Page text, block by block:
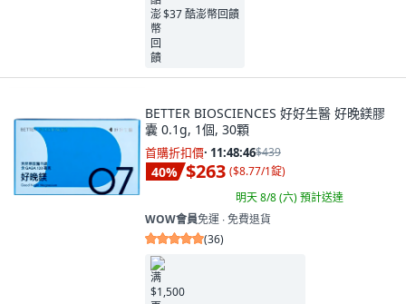
$37 酷澎幣回饋
BETTER BIOSCIENCES 好好生醫 好晚鎂膠
囊 0.1g, 1個, 30顆
首購折扣價· 11:48:45$439
40% $263 ($8.77/1錠)
明天 8/8 (六)預計送達
WOW會員免運 ∙ 免費退貨
(36)